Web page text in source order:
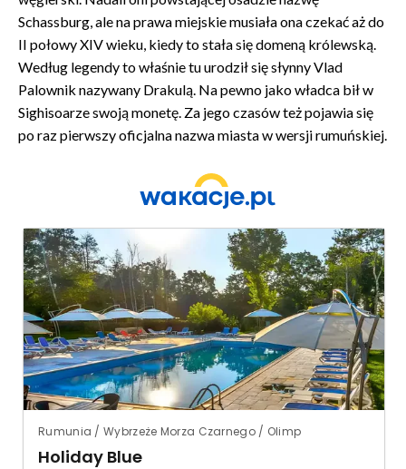
Schassburg, ale na prawa miejskie musiała ona czekać aż do
II połowy XIV wieku, kiedy to stała się domeną królewską.
Według legendy to właśnie tu urodził się słynny Vlad
Palownik nazywany Drakulą. Na pewno jako władca bił w
Sighisoarze swoją monetę. Za jego czasów też pojawia się
po raz pierwszy oficjalna nazwa miasta w wersji rumuńskiej.
Rumunia / Wybrzeże Morza Czarnego / Olimp
Holiday Blue